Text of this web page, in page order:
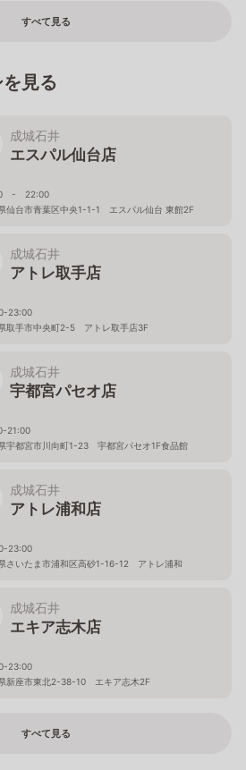
すべて見る
見る
成城石井
エスパル仙台店
- 22:00
仙台市青葉区中央1-1-1 エスパル仙台 東館2F
成城石井
アトレ取手店
23:00
取手市中央町2-5 アトレ取手店3F
成城石井
宇都宮パセオ店
21:00
宇都宮市川向町1-23 宇都宮パセオ1F食品館
成城石井
アトレ浦和店
23:00
さいたま市浦和区高砂1-16-12 アトレ浦和
成城石井
エキア志木店
23:00
新座市東北2-38-10 エキア志木2F
すべて見る